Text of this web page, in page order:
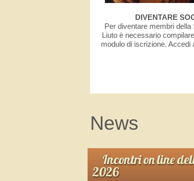
DIVENTARE
Per diventare membri della
Liuto è necessario
modulo di iscrizione. Accedi
News
Incontri on line
2026